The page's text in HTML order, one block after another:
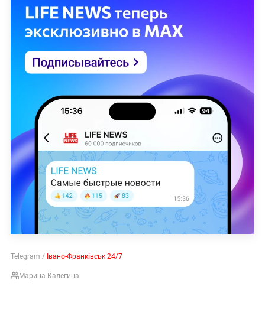
Telegram / Івано-Франківськ 24/7
Марина Калегина